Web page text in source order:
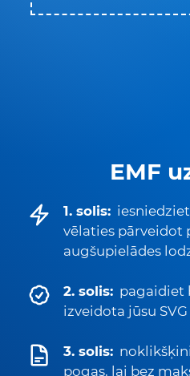
EMF
1. solis:
vēlaties pārveidot
augšupielādes
2. solis: pagaidiet
izveidota jūsu
3. solis:
pogas, lai bez